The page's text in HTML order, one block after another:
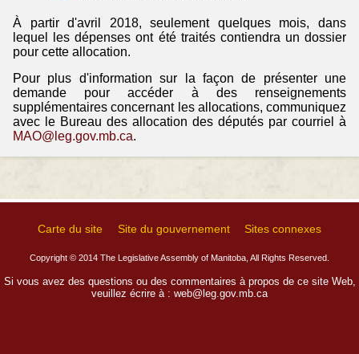
À partir d'avril 2018, seulement quelques mois, dans
lequel les dépenses ont été traités contiendra un dossier
pour cette allocation.
Pour plus d'information sur la façon de présenter une
demande pour accéder à des renseignements
supplémentaires concernant les allocations, communiquez
avec le Bureau des allocation des députés par courriel à
MAO@leg.gov.mb.ca.
Carte du site Site du gouvernement Sites connexes
Copyright © 2014 The Legislative Assembly of Manitoba, All Rights Reserved.
Si vous avez des questions ou des commentaires à propos de ce site Web,
veuillez écrire à : web@leg.gov.mb.ca